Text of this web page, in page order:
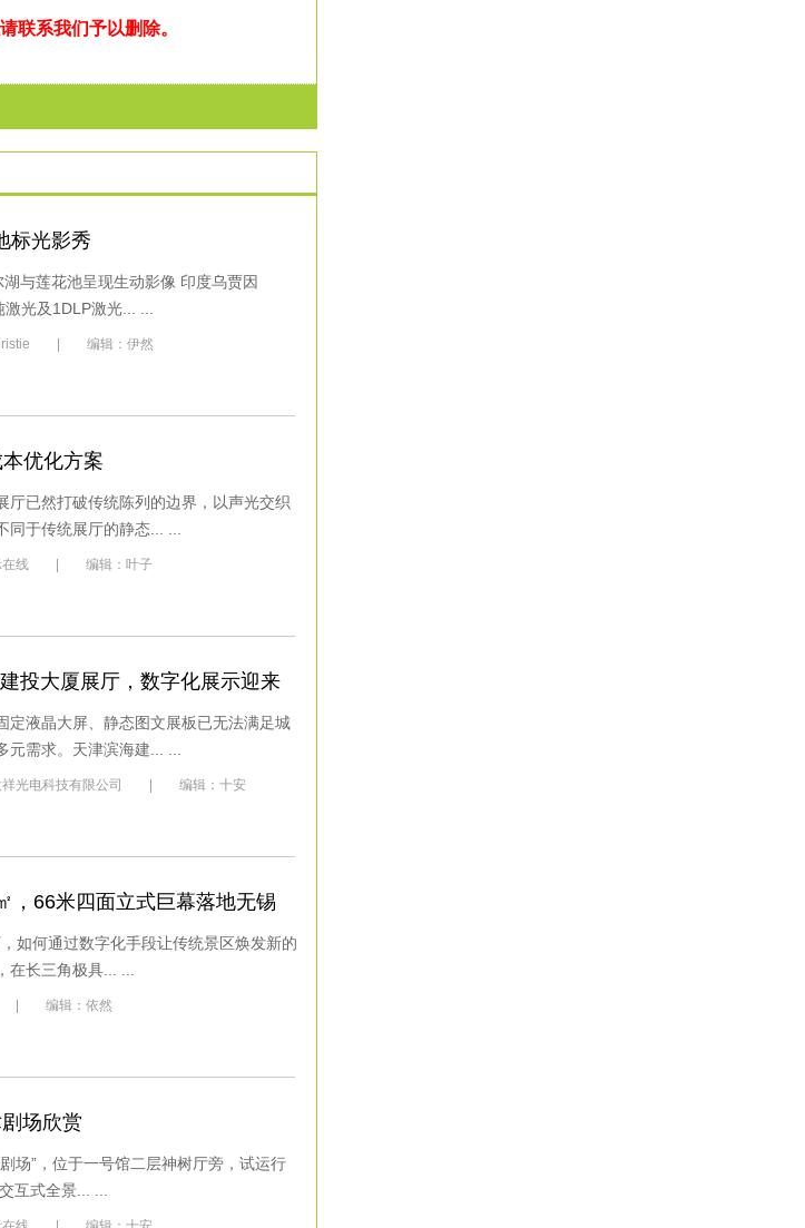
联系我们予以删除。
标光影秀
与莲花池呈现生动影像 印度乌贾因
光及1DLP激光... ...
| 编辑：伊然
优化方案
已然打破传统陈列的边界，以声光交织
于传统展厅的静态... ...
在线 | 编辑：叶子
投大厦展厅，数字化展示迎来
定液晶大屏、静态图文展板已无法满足城
需求。天津滨海建... ...
光电科技有限公司 | 编辑：十安
，66米四面立式巨幕落地无锡
如何通过数字化手段让传统景区焕发新的
长三角极具... ...
| 编辑：依然
场欣赏
场”，位于一号馆二层神树厅旁，试运行
互式全景... ...